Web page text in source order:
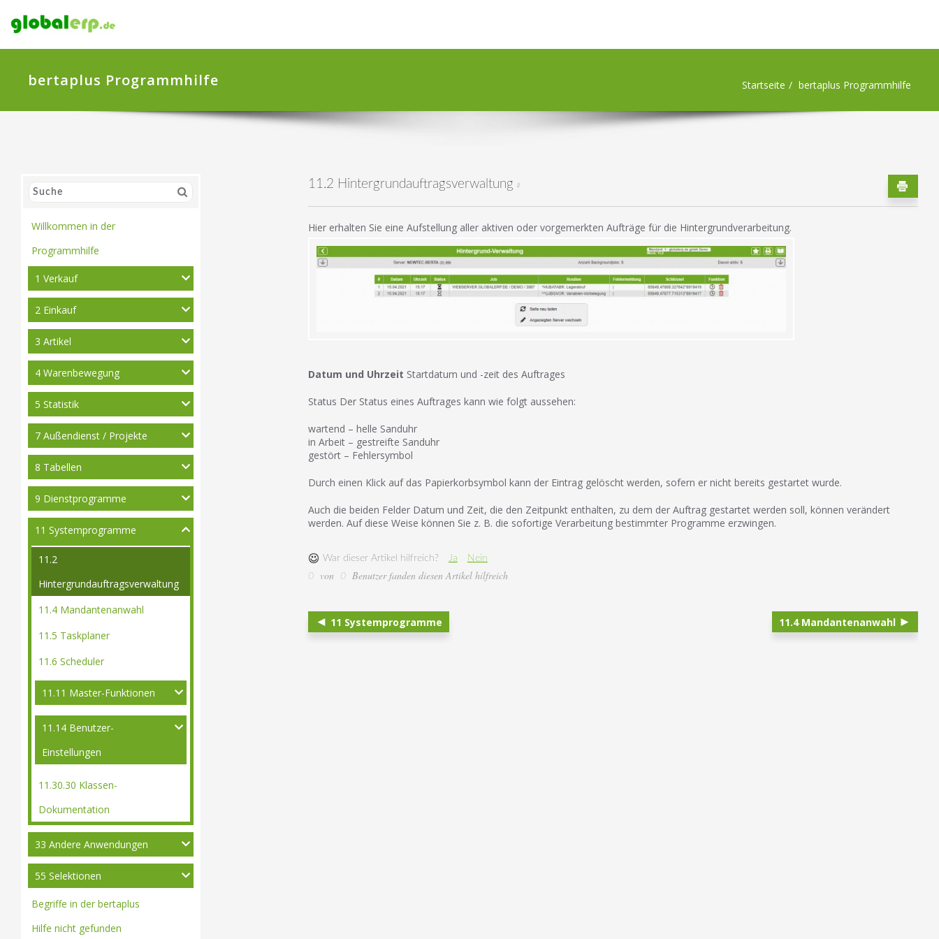
bertaplus Programmhilfe Startseite bertaplus Programmhilfe
Willkommen in der
Programmhilfe
1 Verkauf
2 Einkauf
3 Artikel
4 Warenbewegung
5 Statistik
7 Außendienst / Projekte
8 Tabellen
9 Dienstprogramme
11 Systemprogramme
11.2
Hintergrundauftragsverwaltung
11.4 Mandantenanwahl
11.5 Taskplaner
11.6 Scheduler
11.11 Master-Funktionen
11.14 Benutzer-
Einstellungen
11.30.30 Klassen-
Dokumentation
33 Andere Anwendungen
55 Selektionen
Begriffe in der bertaplus
Hilfe nicht gefunden
11.2 Hintergrundauftragsverwaltung #
Hier erhalten Sie eine Aufstellung aller aktiven oder vorgemerkten Aufträge für die Hintergrundverarbeitung.
Datum und Uhrzeit Startdatum und -zeit des Auftrages
Status Der Status eines Auftrages kann wie folgt aussehen:
wartend – helle Sanduhr
in Arbeit – gestreifte Sanduhr
gestört – Fehlersymbol
Durch einen Klick auf das Papierkorbsymbol kann der Eintrag gelöscht werden, sofern er nicht bereits gestartet wurde.
Auch die beiden Felder Datum und Zeit, die den Zeit­punkt enthalten, zu dem der Auftrag gestartet werden soll, können verändert
werden. Auf diese Weise können Sie z. B. die sofortige Verarbeitung bestimmter Pro­gramme erzwingen.
War dieser Artikel hilfreich? Ja
Nein
0
von 0 Benutzer fanden diesen Artikel hilfreich
11 Systemprogramme 11.4 Mandantenanwahl